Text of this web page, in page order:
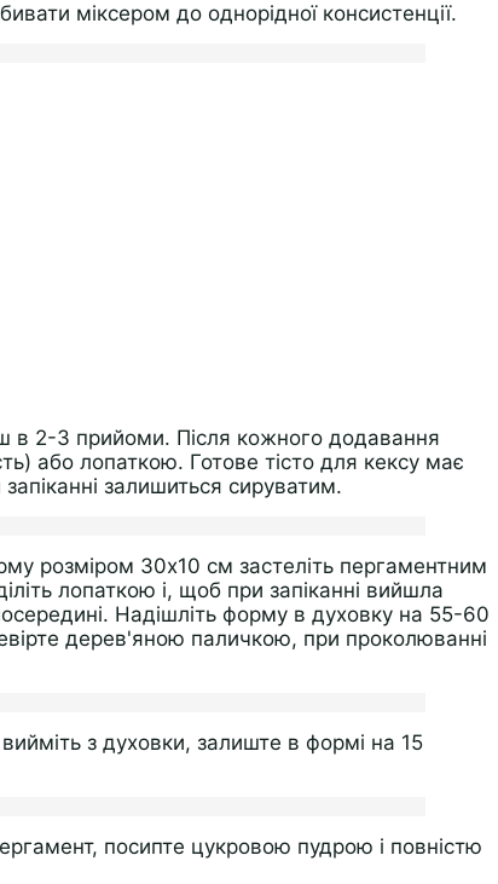
міксером до однорідної консистенції.
в 2-3 прийоми. Після кожного додавання
або лопаткою. Готове тісто для кексу має
залишиться сируватим.
розміром 30х10 см застеліть пергаментним
лопаткою і, щоб при запіканні вийшла
Надішліть форму в духовку на 55-60
дерев'яною паличкою, при проколюванні
з духовки, залиште в формі на 15
посипте цукровою пудрою і повністю